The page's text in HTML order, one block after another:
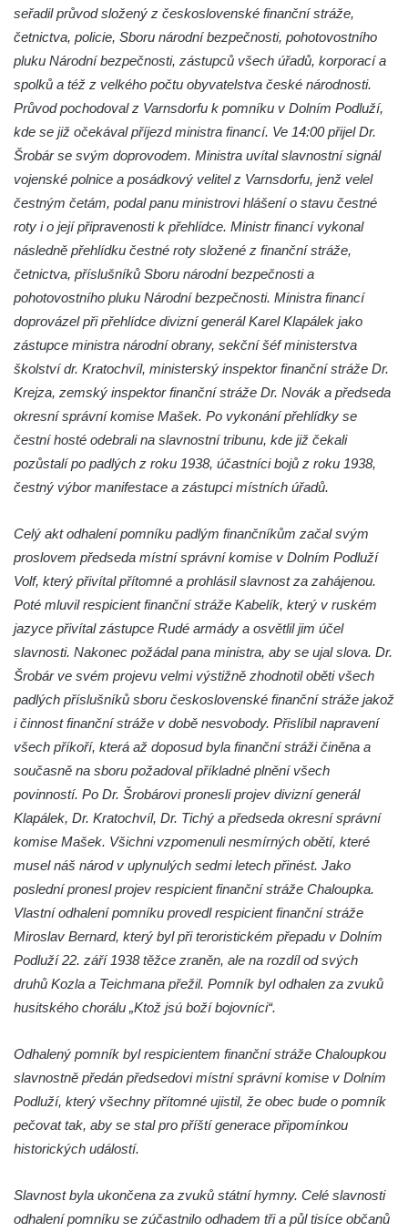
Kenotaf Antonína Krause na hřbitově v
Lužici
Pomník vojákům Rudé armády na hřbitově
v Kozlech
Pomník obětem 2. světové války v parku
Walthera von der Vogelweide v Duchcově
Památník obětem holokaustu v Lipové ulici
v Duchcově
Pomník obětem válek v Jeníkově
Pamětní deska obětem 1. světové války na
kapli Panny Marie v Lahošti
Pomník obětem bombardování 8. 5. 1945 v
ulici U Plovárny ve Frýdlantu
Pamětní deska Rumburské vzpoury na
Základní škole Tyršova v Rumburku
Socha Nepokořený v parku Rumburské
Pamětní deska obětem holokaustu u
židovského hřbitova v Kovanicích
Pomník obětem 1. světové války v
Kovanicích
Pomník obětem válek v Kněževsi
Pamětní deska Rudé armádě na radnici v
Trutnově
Pomník obětem koncentračního tábora na
hřbitově v Rychnově u Jablonce nad Nisou
Pomník pracovního nasazení vězňů
koncentračního tábora v Tovární ulici v
Rychnově u Jablonce nad Nisou
Kenotaf Alfreda Langa na hřbitově v Krásné
u Pěnčína
Kenotaf Emila Posselta na hřbitově v
Krásné u Pěnčína
Kenotaf Edmunda Andera na hřbitově v
Hřbitovní kaple rodiny Fiedler na hřbitově v
Teplicích nad Metují
Kenotaf Franze Ruseho na hřbitově v
Teplicích nad Metují
v Teplicích nad Metují
Hrob Waltera Hilleho na hřbitově ve Vlčí
seřadil průvod složený z československé finanční stráže,
četnictva, policie, Sboru národní bezpečnosti, pohotovostního
pluku Národní bezpečnosti, zástupců všech úřadů, korporací a
spolků a též z velkého počtu obyvatelstva české národnosti.
Průvod pochodoval z Varnsdorfu k pomníku v Dolním Podluží,
kde se již očekával příjezd ministra financí. Ve 14:00 přijel Dr.
Šrobár se svým doprovodem. Ministra uvítal slavnostní signál
vojenské polnice a posádkový velitel z Varnsdorfu, jenž velel
čestným četám, podal panu ministrovi hlášení o stavu čestné
roty i o její připravenosti k přehlídce. Ministr financí vykonal
následně přehlídku čestné roty složené z finanční stráže,
četnictva, příslušníků Sboru národní bezpečnosti a
pohotovostního pluku Národní bezpečnosti. Ministra financí
doprovázel při přehlídce divizní generál Karel Klapálek jako
zástupce ministra národní obrany, sekční šéf ministerstva
školství dr. Kratochvíl, ministerský inspektor finanční stráže Dr.
Krejza, zemský inspektor finanční stráže Dr. Novák a předseda
okresní správní komise Mašek. Po vykonání přehlídky se
čestní hosté odebrali na slavnostní tribunu, kde již čekali
pozůstalí po padlých z roku 1938, účastníci bojů z roku 1938,
čestný výbor manifestace a zástupci místních úřadů.
Celý akt odhalení pomníku padlým finančníkům začal svým
proslovem předseda místní správní komise v Dolním Podluží
Volf, který přivítal přítomné a prohlásil slavnost za zahájenou.
Poté mluvil respicient finanční stráže Kabelík, který v ruském
jazyce přivítal zástupce Rudé armády a osvětlil jim účel
slavnosti. Nakonec požádal pana ministra, aby se ujal slova. Dr.
Šrobár ve svém projevu velmi výstižně zhodnotil oběti všech
padlých příslušníků sboru československé finanční stráže jakož
i činnost finanční stráže v době nesvobody. Přislíbil napravení
všech příkoří, která až doposud byla finanční stráži činěna a
současně na sboru požadoval příkladné plnění všech
povinností. Po Dr. Šrobárovi pronesli projev divizní generál
Klapálek, Dr. Kratochvíl, Dr. Tichý a předseda okresní správní
komise Mašek. Všichni vzpomenuli nesmírných obětí, které
musel náš národ v uplynulých sedmi letech přinést. Jako
poslední pronesl projev respicient finanční stráže Chaloupka.
Vlastní odhalení pomníku provedl respicient finanční stráže
Miroslav Bernard, který byl při teroristickém přepadu v Dolním
Podluží 22. září 1938 těžce zraněn, ale na rozdíl od svých
druhů Kozla a Teichmana přežil. Pomník byl odhalen za zvuků
husitského chorálu „Ktož jsú boží bojovníci“.
Odhalený pomník byl respicientem finanční stráže Chaloupkou
slavnostně předán předsedovi místní správní komise v Dolním
Podluží, který všechny přítomné ujistil, že obec bude o pomník
pečovat tak, aby se stal pro příští generace připomínkou
historických událostí.
Slavnost byla ukončena za zvuků státní hymny. Celé slavnosti
odhalení pomníku se zúčastnilo odhadem tři a půl tisíce občanů